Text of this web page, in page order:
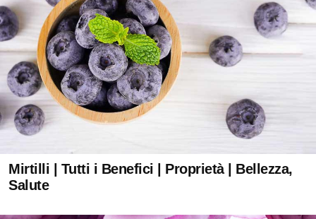
Mirtilli | Tutti i Benefici | Proprietà | Bellezza,
Salute